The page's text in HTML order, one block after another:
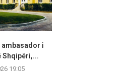
ambasador i
Shqipëri,...
19:05